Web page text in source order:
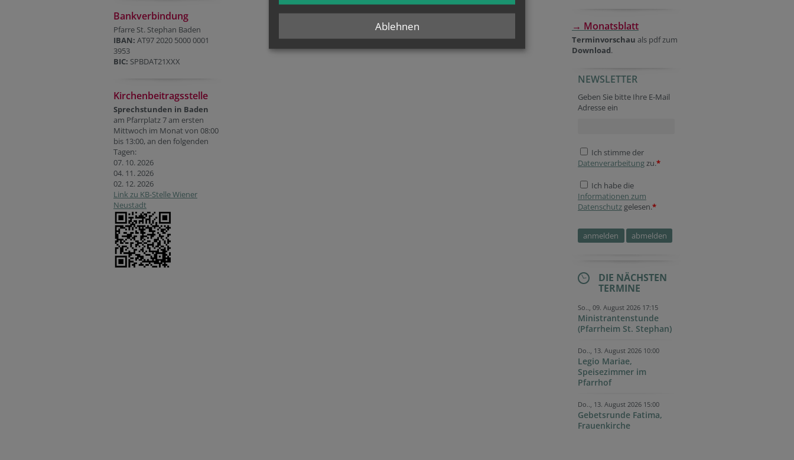
Bankverbindung
Pfarre St. Stephan Baden
IBAN: AT97 2020 5000 0001
3953
BIC: SPBDAT21XXX
Kirchenbeitragsstelle
Sprechstunden in Baden
am Pfarrplatz 7 am ersten
Mittwoch im Monat von 08:00
bis 13:00, an den folgenden
Tagen:
07. 10. 2026
04. 11. 2026
02. 12. 2026
Link zu KB-Stelle Wiener
Neustadt
→ Monatsblatt
Terminvorschau als pdf zum
Download.
NEWSLETTER
Geben Sie bitte Ihre E-Mail
Adresse ein
Ich stimme der
Datenverarbeitungzu.*
Ich habe die
Informationen zum
Datenschutz gelesen.*
DIE NÄCHSTEN
TERMINE
So.., 09. August 2026 17:15
Ministrantenstunde
(Pfarrheim St. Stephan)
Do.., 13. August 2026 10:00
Legio Mariae,
Speisezimmer im
Pfarrhof
Do.., 13. August 2026 15:00
Gebetsrunde Fatima,
Frauenkirche
Ablehnen